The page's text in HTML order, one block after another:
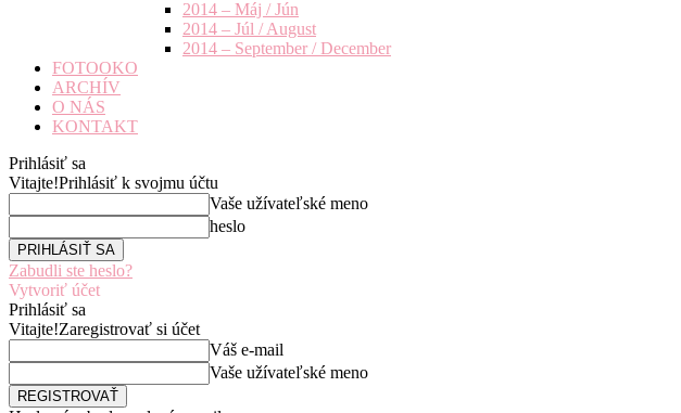
2014 – Máj / Jún
2014 – Júl / August
2014 – September / December
FOTOOKO
ARCHÍV
O NÁS
KONTAKT
Prihlásiť sa
Vitajte!Prihlásiť k svojmu účtu
Vaše užívateľské meno
heslo
Zabudli ste heslo?
Vytvoriť účet
Prihlásiť sa
Vitajte!Zaregistrovať si účet
Váš e-mail
Vaše užívateľské meno